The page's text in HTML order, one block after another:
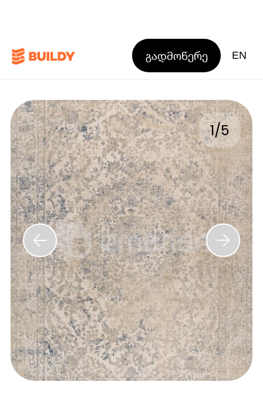
გადმოწერე EN
1/5